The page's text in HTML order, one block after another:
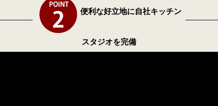
便利な好立地に自社キッチン
スタジオを完備